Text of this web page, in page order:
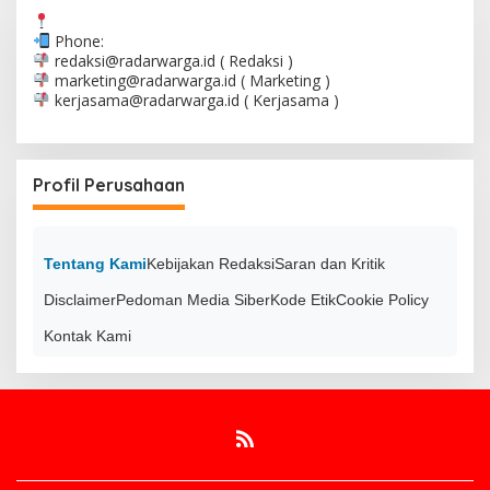
Phone:
redaksi@radarwarga.id ( Redaksi )
marketing@radarwarga.id ( Marketing )
kerjasama@radarwarga.id ( Kerjasama )
Profil Perusahaan
Tentang KamiKebijakan RedaksiSaran dan Kritik
DisclaimerPedoman Media SiberKode EtikCookie Policy
Kontak Kami